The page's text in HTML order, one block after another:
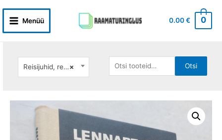
content
Main
Menüü 0.00€ 0
×
Reisijuhid, reisikirjad
Otsi: Otsi